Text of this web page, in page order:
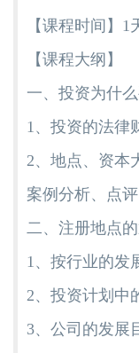
【课程时间】1
【课程大纲】
一、投资为什
1、投资的法律
2、地点、资本
案例分析、点
二、注册地点
1、按行业的发
2、投资计划中
3、公司的发展